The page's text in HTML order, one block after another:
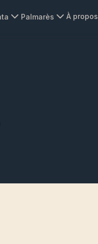
Palmarès À propos